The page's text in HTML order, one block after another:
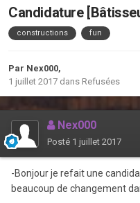
Candidature
constructions fun
Par Nex000,
1 juillet 2017 dans Refusées
Nex000
Posté 1 juillet 2017
-Bonjour je refait une
beaucoup de changement